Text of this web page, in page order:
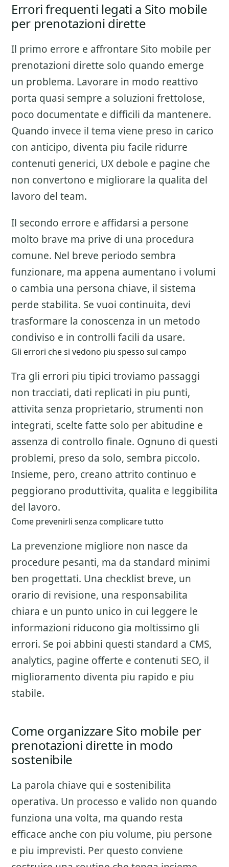
Errori frequenti legati a Sito mobile
per prenotazioni dirette
Il primo errore e affrontare Sito mobile per
prenotazioni dirette solo quando emerge
un problema. Lavorare in modo reattivo
porta quasi sempre a soluzioni frettolose,
poco documentate e difficili da mantenere.
Quando invece il tema viene preso in carico
con anticipo, diventa piu facile ridurre
contenuti generici, UX debole e pagine che
non convertono e migliorare la qualita del
lavoro del team.
Il secondo errore e affidarsi a persone
molto brave ma prive di una procedura
comune. Nel breve periodo sembra
funzionare, ma appena aumentano i volumi
o cambia una persona chiave, il sistema
perde stabilita. Se vuoi continuita, devi
trasformare la conoscenza in un metodo
condiviso e in controlli facili da usare.
Gli errori che si vedono piu spesso sul campo
Tra gli errori piu tipici troviamo passaggi
non tracciati, dati replicati in piu punti,
attivita senza proprietario, strumenti non
integrati, scelte fatte solo per abitudine e
assenza di controllo finale. Ognuno di questi
problemi, preso da solo, sembra piccolo.
Insieme, pero, creano attrito continuo e
peggiorano produttivita, qualita e leggibilita
del lavoro.
Come prevenirli senza complicare tutto
La prevenzione migliore non nasce da
procedure pesanti, ma da standard minimi
ben progettati. Una checklist breve, un
orario di revisione, una responsabilita
chiara e un punto unico in cui leggere le
informazioni riducono gia moltissimo gli
errori. Se poi abbini questi standard a CMS,
analytics, pagine offerte e contenuti SEO, il
miglioramento diventa piu rapido e piu
stabile.
Come organizzare Sito mobile per
prenotazioni dirette in modo
sostenibile
La parola chiave qui e sostenibilita
operativa. Un processo e valido non quando
funziona una volta, ma quando resta
efficace anche con piu volume, piu persone
e piu imprevisti. Per questo conviene